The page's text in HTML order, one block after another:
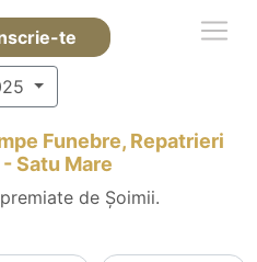
te
Funebre, Repatrieri
Satu Mare
de Șoimii.